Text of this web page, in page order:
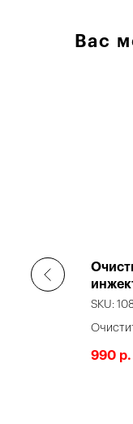
Вас
0.5 л
SKU:
990 р.